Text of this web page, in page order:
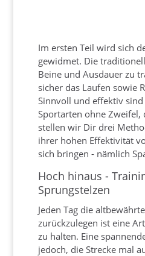
Im ersten Teil wird sich
gewidmet. Die
Beine und Ausdauer zu
sicher das Laufen sowie
Sinnvoll und effektiv
Sportarten ohne Zweifel,
stellen wir Dir drei
ihrer hohen Effektivität
sich bringen - nämlich
Hoch hinaus -
Sprungstelzen
Jeden Tag die
zurückzulegen ist eine
zu halten. Eine
jedoch, die Strecke mal